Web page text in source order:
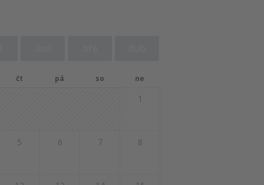
čt pá so ne
1
5 6 7 8